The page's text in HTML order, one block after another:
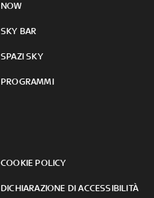
NOW
SKY BAR
SPAZI SKY
PROGRAMMI
COOKIE POLICY
DICHIARAZIONE DI ACCESSIBILITÀ